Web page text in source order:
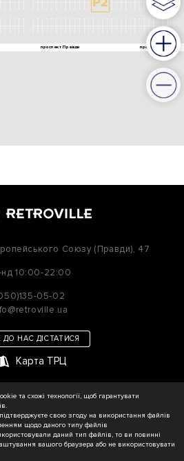
Союзу (Правди), 47
нд 10:00-22:00
05-02
ДО НАС ДІСТАТИСЯ
Карта ТРЦ
2026 Усі права захищені
та схожі технології, щоб гарантувати
свою згоду на використання файлів
щодо даного типу файлів
даний тип файлів, то ви повинні
вашого браузера або не використовувати